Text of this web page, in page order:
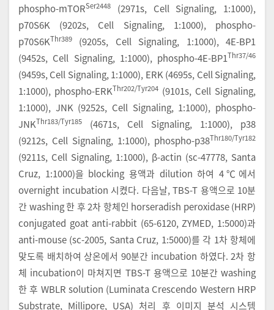
phospho-mTORSer2448
(2971s, Cell Signaling, 1:1000),
p70S6K (9202s, Cell Signaling, 1:1000), phospho-
p70S6KThr389
(9205s, Cell Signaling, 1:1000), 4E-BP1
(9452s, Cell Signaling, 1:1000), phospho-4E-BP1Thr37/46
(9459s, Cell Signaling, 1:1000), ERK (4695s, Cell Signaling,
1:1000), phospho-ERKThr202/Tyr204 (9101s, Cell Signaling,
1:1000), JNK (9252s, Cell Signaling, 1:1000), phospho-
JNKThr183/Tyr185
(4671s, Cell Signaling, 1:1000), p38
(9212s, Cell Signaling, 1:1000), phospho-p38Thr180/Tyr182
(9211s, Cell Signaling, 1:1000), β-actin (sc-47778, Santa
Cruz, 1:1000)을 blocking 용액과 dilution 하여 4℃에서
overnight incubation 시켰다. 다음날, TBS-T 용액으로 10분
간 washing 한 후 2차 항체인 horseradish peroxidase (HRP)
conjugated goat anti-rabbit (65-6120, ZYMED, 1:5000)과
anti-mouse (sc-2005, Santa Cruz, 1:5000)를 각 1차 항체에
맞도록 배치하여 상온에서 90분간 incubation 하였다. 2차 항
체 incubation이 마쳐지면 TBS-T 용액으로 10분간 washing
한 후 WBLR solution (Luminata Crescendo Western HRP
Substrate, Millipore, USA) 처리 후 이미지 분석 시스템